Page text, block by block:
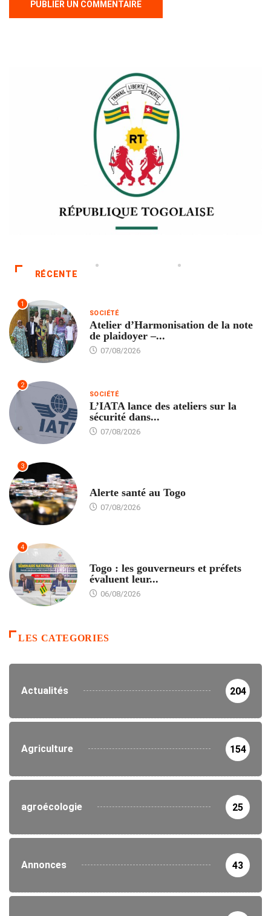
RÉCENTE
1
SOCIÉTÉ
Atelier d’Harmonisation de la note
de plaidoyer –...
07/08/2026
2
SOCIÉTÉ
L’IATA lance des ateliers sur la
sécurité dans...
07/08/2026
3
Alerte santé au Togo
07/08/2026
4
Togo : les gouverneurs et préfets
évaluent leur...
06/08/2026
LES CATEGORIES
Actualités 204
Agriculture 154
agroécologie 25
Annonces 43